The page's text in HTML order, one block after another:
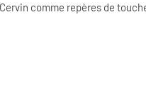
comme repères de